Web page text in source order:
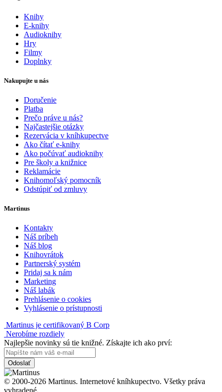
Knihy
E-knihy
Audioknihy
Hry
Filmy
Doplnky
Nakupujte u nás
Doručenie
Platba
Prečo práve u nás?
Najčastejšie otázky
Rezervácia v kníhkupectve
Ako čítať e-knihy
Ako počúvať audioknihy
Pre školy a knižnice
Reklamácie
Knihomoľský pomocník
Odstúpiť od zmluvy
Martinus
Kontakty
Náš príbeh
Náš blog
Knihovrátok
Partnerský systém
Pridaj sa k nám
Marketing
Náš labák
Prehlásenie o cookies
Vyhlásenie o prístupnosti
Martinus je certifikovaný B Corp
Nerobíme rozdiely
Najlepšie novinky sú tie knižné. Získajte ich ako prví:
Odoslať
© 2000-2026 Martinus. Internetové kníhkupectvo. Všetky práva